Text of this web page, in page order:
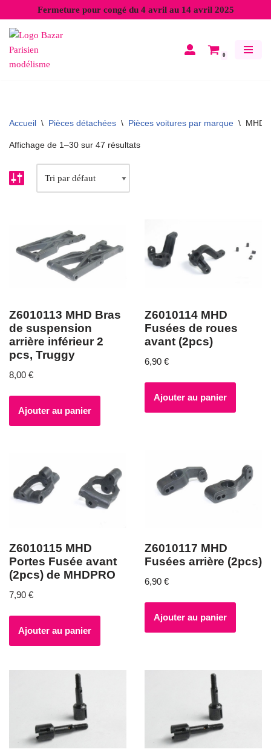
Aller
au
contenu
Fermeture pour congé du 4 avril au 14 avril 2025
0
Accueil \ Pièces détachées \ Pièces voitures par marque \ MHD
Affichage de 1–30 sur 47 résultats
Z6010113 MHD Bras
de suspension
arrière inférieur 2
pcs, Truggy
8,00 €
Ajouter au panier
Z6010114 MHD
Fusées de roues
avant (2pcs)
6,90 €
Ajouter au panier
Z6010115 MHD
Portes Fusée avant
(2pcs) de MHDPRO
7,90 €
Ajouter au panier
Z6010117 MHD
Fusées arrière (2pcs)
6,90 €
Ajouter au panier